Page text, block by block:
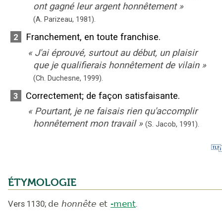
ont gagné leur argent honnêtement »
(A. Parizeau, 1981).
2
Franchement, en toute franchise.
« J'ai éprouvé, surtout au début, un plaisir
que je qualifierais honnêtement de vilain »
(Ch. Duchesne, 1999).
3 Correctement; de façon satisfaisante.
« Pourtant, je ne faisais rien qu'accomplir
honnêtement mon travail » (S. Jacob, 1991).
ÉTYMOLOGIE
Vers 1130; de honnête et -ment.